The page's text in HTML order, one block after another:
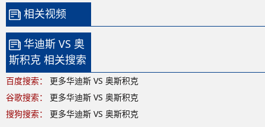
相关视频
华迪斯 VS 奥
斯积克 相关搜索
百度搜索：
更多华迪斯 VS 奥斯积克
谷歌搜索：
更多华迪斯 VS 奥斯积克
搜狗搜索：
更多华迪斯 VS 奥斯积克